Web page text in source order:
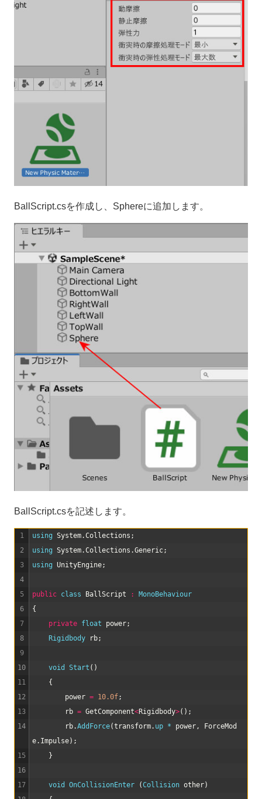
BallScript.csを作成し、Sphereに追加します。
BallScript.csを記述します。
1
2
3
4
5
6
7
8
9
10
11
12
13
14
15
16
17
using System.Collections ;
using System.Collections .Generic;
using UnityEngine;
public class BallScript :
MonoBehaviour
{
private float power;
Rigidbody
rb;
void Start ( )
{
power = 10.0f;
rb = GetComponent<Rigidbody>( ) ;
rb.AddForce(transform. up * power,
ForceMod
e. Impulse) ;
}
void OnCollisionEnter (Collision other)